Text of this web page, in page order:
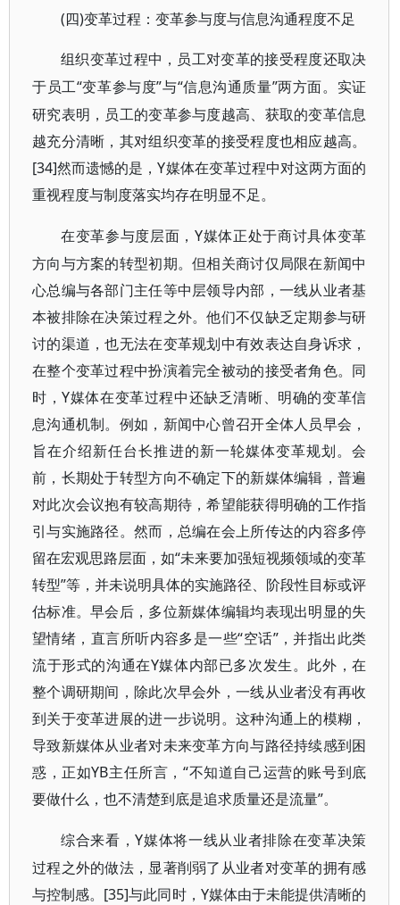
(四)变革过程：变革参与度与信息沟通程度不足
组织变革过程中，员工对变革的接受程度还取决
于员工“变革参与度”与“信息沟通质量”两方面。实证
研究表明，员工的变革参与度越高、获取的变革信息
越充分清晰，其对组织变革的接受程度也相应越高。
[34]然而遗憾的是，Y媒体在变革过程中对这两方面的
重视程度与制度落实均存在明显不足。
在变革参与度层面， Y媒体正处于商讨具体变革
方向与方案的转型初期。但相关商讨仅局限在新闻中
心总编与各部门主任等中层领导内部，一线从业者基
本被排除在决策过程之外。他们不仅缺乏定期参与研
讨的渠道，也无法在变革规划中有效表达自身诉求，
在整个变革过程中扮演着完全被动的接受者角色。同
时，Y媒体在变革过程中还缺乏清晰、明确的变革信
息沟通机制。例如，新闻中心曾召开全体人员早会，
旨在介绍新任台长推进的新一轮媒体变革规划。会
前，长期处于转型方向不确定下的新媒体编辑，普遍
对此次会议抱有较高期待，希望能获得明确的工作指
引与实施路径。然而，总编在会上所传达的内容多停
留在宏观思路层面，如“未来要加强短视频领域的变革
转型”等，并未说明具体的实施路径、阶段性目标或评
估标准。早会后，多位新媒体编辑均表现出明显的失
望情绪，直言所听内容多是一些“空话”，并指出此类
流于形式的沟通在Y媒体内部已多次发生。此外，在
整个调研期间，除此次早会外，一线从业者没有再收
到关于变革进展的进一步说明。这种沟通上的模糊，
导致新媒体从业者对未来变革方向与路径持续感到困
惑，正如YB主任所言，“不知道自己运营的账号到底
要做什么，也不清楚到底是追求质量还是流量”。
综合来看，Y媒体将一线从业者排除在变革决策
过程之外的做法，显著削弱了从业者对变革的拥有感
与控制感。[35]与此同时，Y媒体由于未能提供清晰的